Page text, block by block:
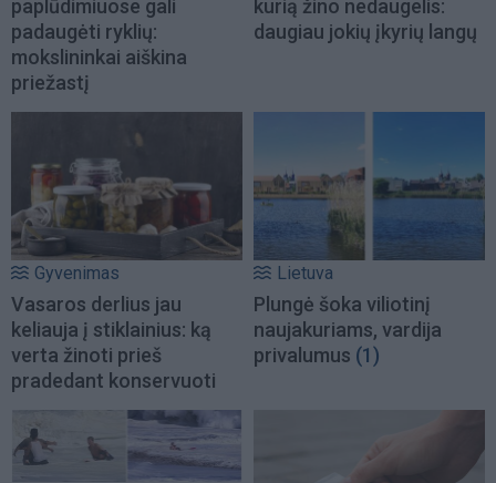
paplūdimiuose gali
padaugėti ryklių:
mokslininkai aiškina
priežastį
kurią žino nedaugelis:
daugiau jokių įkyrių langų
Gyvenimas
Vasaros derlius jau
keliauja į stiklainius: ką
verta žinoti prieš
pradedant konservuoti
Lietuva
Plungė šoka viliotinį
naujakuriams, vardija
privalumus (1)